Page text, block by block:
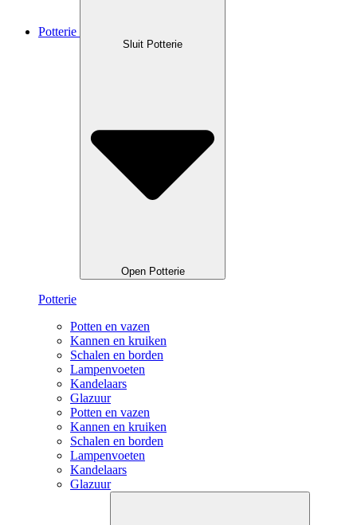
Potterie
Sluit Potterie
Open Potterie
Potterie
Potten en vazen
Kannen en kruiken
Schalen en borden
Lampenvoeten
Kandelaars
Glazuur
Potten en vazen
Kannen en kruiken
Schalen en borden
Lampenvoeten
Kandelaars
Glazuur